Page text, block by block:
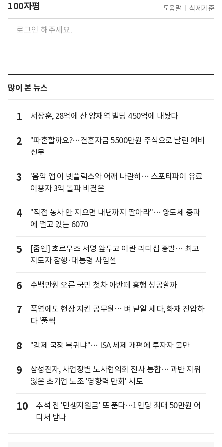
100자평 도움말 삭제기준
많이 본 뉴스
1 서장훈, 28억에 산 양재역 빌딩 450억에 내놨다
2
"파혼할까요?…결혼자금 5500만원 주식으로 날린 예비
신부
3
'음악 앱'이 넷플릭스와 어깨 나란히… 스포티파이 유료
이용자 3억 돌파 비결은
4
"직접 농사 안 지으면 내년까지 팔아라"… 양도세 중과
에 떨고 있는 6070
5
[줌인] 호르무즈 서명 앞두고 이란 리더십 증발… 최고
지도자 잠행·대통령 사임설
6 수백만원 오른 국민 첫차 아반떼 흥행 성공할까
7
폭염에도 현장 지킨 공무원… 벼 낱알 세다, 화재 진압하
다 '풀썩'
8 "강제 국장 복귀냐"… ISA 세제 개편에 투자자 불만
9
삼성전자, 사업장별 노사협의회 전사 통합… 과반 지위
잃은 초기업 노조 '영향력 만회' 시도
10
추석 전 '민생지원금' 또 푼다…1인당 최대 50만원 어
디서 받나